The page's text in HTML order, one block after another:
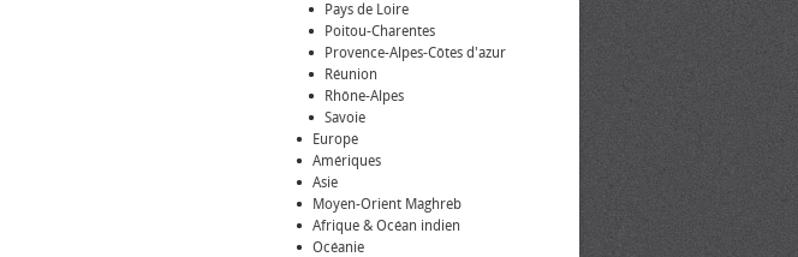
Pays de Loire
Poitou-Charentes
Provence-Alpes-Côtes d'azur
Réunion
Rhône-Alpes
Savoie
Europe
Amériques
Asie
Moyen-Orient Maghreb
Afrique & Océan indien
Océanie